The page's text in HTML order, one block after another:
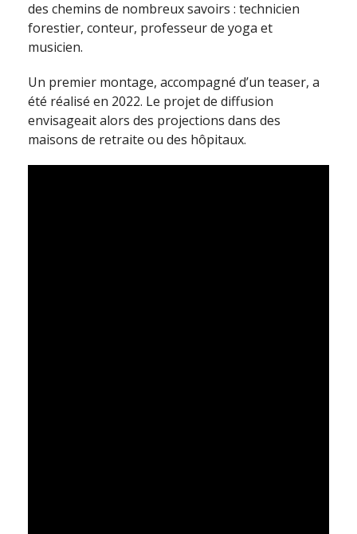
des chemins de nombreux savoirs : technicien
forestier, conteur, professeur de yoga et
musicien.
Un premier montage, accompagné d’un teaser, a
été réalisé en 2022. Le projet de diffusion
envisageait alors des projections dans des
maisons de retraite ou des hôpitaux.